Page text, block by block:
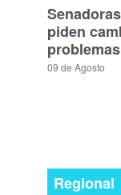
piden
09 de Agosto
Regional